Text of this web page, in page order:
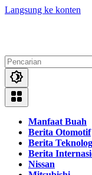
Langsung ke konten
Manfaat Buah
Berita Otomotif
Berita
Berita
Nissan